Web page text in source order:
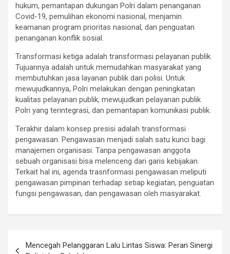
hukum, pemantapan dukungan Polri dalam penanganan
Covid-19, pemulihan ekonomi nasional, menjamin
keamanan program prioritas nasional, dan penguatan
penanganan konflik sosial.
Transformasi ketiga adalah transformasi pelayanan publik.
Tujuannya adalah untuk memudahkan masyarakat yang
membutuhkan jasa layanan publik dari polisi. Untuk
mewujudkannya, Polri melakukan dengan peningkatan
kualitas pelayanan publik, mewujudkan pelayanan publik
Polri yang terintegrasi, dan pemantapan komunikasi publik.
Terakhir dalam konsep presisi adalah transformasi
pengawasan. Pengawasan menjadi salah satu kunci bagi
manajemen organisasi. Tanpa pengawasan anggota
sebuah organisasi bisa melenceng dari garis kebijakan.
Terkait hal ini, agenda trasnformasi pengawasan meliputi
pengawasan pimpinan terhadap setiap kegiatan, penguatan
fungsi pengawasan, dan pengawasan oleh masyarakat.
Mencegah Pelanggaran Lalu Lintas Siswa: Peran Sinergi